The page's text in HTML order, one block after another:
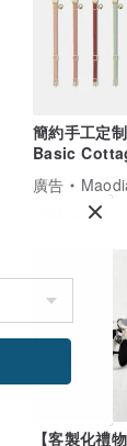
簡約手工定
Basic
Collection
廣告
US$ 21.64
【客製化禮